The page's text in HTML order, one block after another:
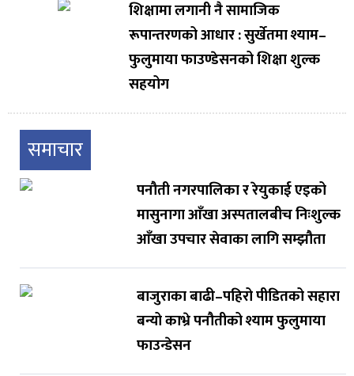
शिक्षामा लगानी नै सामाजिक
रूपान्तरणको आधार : सुर्खेतमा श्याम–
फुलुमाया फाउण्डेसनको शिक्षा शुल्क
सहयोग
समाचार
पनौती नगरपालिका र रेयुकाई एइको
मासुनागा आँखा अस्पतालबीच निःशुल्क
आँखा उपचार सेवाका लागि सम्झौता
बाजुराका बाढी–पहिरो पीडितको सहारा
बन्यो काभ्रे पनौतीको श्याम फुलुमाया
फाउन्डेसन